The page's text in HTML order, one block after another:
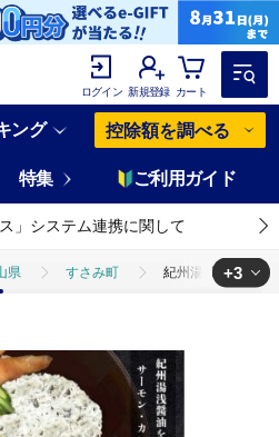
ログイン 新規登録 カート
ング 控除額を調べる
特集 ご利用ガイド
」システム連携に関して
県 すさみ町 紀州湯浅醤油を使
紀州湯浅醤油を使ったサーモンとカンパ
ほかの鮮魚 紀州湯浅醤油を使った
+3